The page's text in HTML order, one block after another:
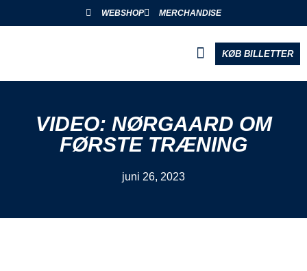
WEBSHOP MERCHANDISE
KØB BILLETTER
VIDEO: NØRGAARD OM
FØRSTE TRÆNING
juni 26, 2023